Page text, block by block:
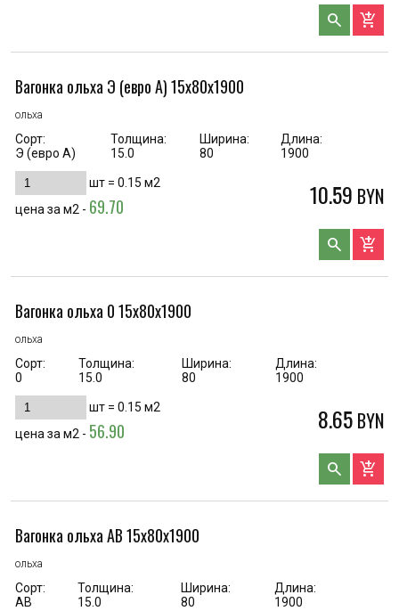
search add_shopping_cart
Вагонка ольха Э (евро А) 15х80х1900
ольха
Сорт:
Э (евро А)
Толщина:
15.0
Ширина:
80
Длина:
1900
шт = 0.15 м2
цена за м2 - 69.70 10.59 BYN
search add_shopping_cart
Вагонка ольха 0 15х80х1900
ольха
Сорт:
0
Толщина:
15.0
Ширина:
80
Длина:
1900
шт = 0.15 м2
цена за м2 - 56.90 8.65 BYN
search add_shopping_cart
Вагонка ольха AB 15х80х1900
ольха
Сорт:
AB
Толщина:
15.0
Ширина:
80
Длина:
1900